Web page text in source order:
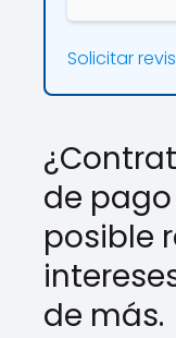
Solicitar
de pago
posible
de más.